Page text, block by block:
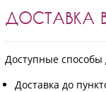
ДОСТАВКА
Доступные способы
Доставка до